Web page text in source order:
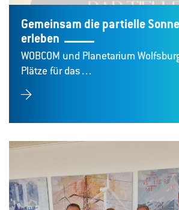
Gemeinsam die partielle
erleben
WOBCOM und Planetarium
Plätze für das…